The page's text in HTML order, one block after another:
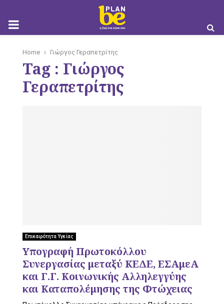
M
Home Γιώργος Γεραπετρίτης
Tag : Γιώργος
Γεραπετρίτης
Επικαιρότητα Υγείας
Υπογραφή Πρωτοκόλλου
Συνεργασίας μεταξύ ΚΕΔΕ, ΕΣΑμεΑ
και Γ.Γ. Κοινωνικής Αλληλεγγύης
και Καταπολέμησης της Φτώχειας